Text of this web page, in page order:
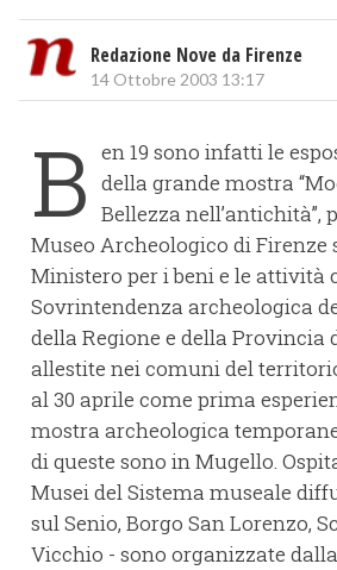
Redazione Nove da Firenze
14 Ottobre 2003 13:17
B en 19 sono infatti le
della grande mostra
Bellezza nell’antichità”,
Museo Archeologico di
Ministero per i beni e le attività
Sovrintendenza archeologica
della Regione e della Provincia
allestite nei comuni del
al 30 aprile come prima
mostra archeologica
di queste sono in Mugello.
Musei del Sistema museale
sul Senio, Borgo San Lorenzo,
Vicchio - sono organizzate